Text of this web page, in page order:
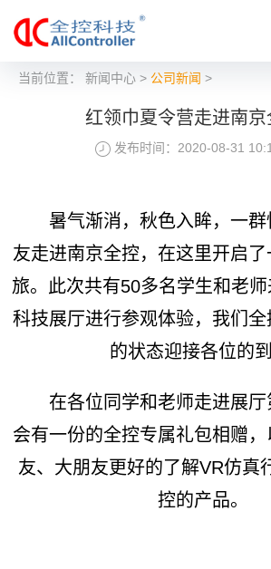
当前位置： 新闻中心> 公司新闻 >
红领巾夏令营走进南京
发布时间：2020-08-31
暑气渐消，秋色入眸，一群
友走进南京全控，在这里开启
旅。此次共有50多名学生和老
科技展厅进行参观体验，我们
的状态迎接各位的
在各位同学和老师走进展厅
会有一份的全控专属礼包相赠
友、大朋友更好的了解VR仿真
控的产品。